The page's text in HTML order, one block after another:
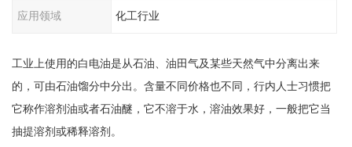
应用领域 化工行业
工业上使用的白电油是从石油、油田气及某些天然气中分离出来
的，可由石油馏分中分出。含量不同价格也不同，行内人士习惯把
它称作溶剂油或者石油醚，它不溶于水，溶油效果好，一般把它当
抽提溶剂或稀释溶剂。